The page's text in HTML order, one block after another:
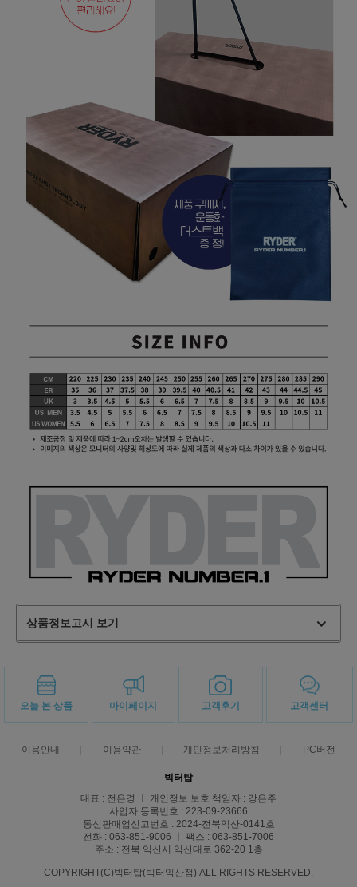
상품정보고시 보기
오늘 본 상품 마이페이지 고객후기 고객센터
이용안내 이용약관 개인정보처리방침 PC버전
빅터탑
대표 : 전은경 ㅣ 개인정보 보호 책임자 : 강은주
사업자 등록번호 : 223-09-23666
통신판매업신고번호 : 2024-전북익산-0141호
전화 : 063-851-9006 ㅣ 팩스 : 063-851-7006
주소 : 전북 익산시 익산대로 362-20 1층
COPYRIGHT(C)빅터탑(빅터익산점) ALL RIGHTS RESERVED.